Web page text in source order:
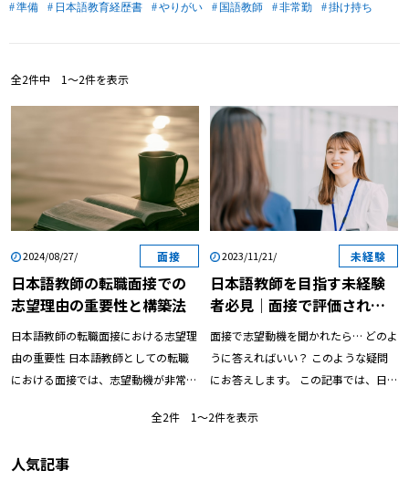
準備
日本語教育経歴書 やりがい 国語教師 非常勤 掛け持ち
全2件中 1〜2件を表示
2024/08/27/ 面接
日本語教師の転職面接での
志望理由の重要性と構築法
日本語教師の転職面接における志望理由の重要性 日本語教師としての転職における面接では、志望動機が非常に重要な要素です。ここではなぜ志望動機がこれほどまでに重要なのかを具体的に見ていきましょう。 まず第一に、志望動機は面接官に対して、なぜその学校や教育機関に応募したのか、またその職務にどれほどの情熱と興味を持っているのかを示す重要な指針となります。日本語教師の職務においては、教育に対する姿勢や学生とのコミュニケーション能力が求められます。志望動機を明確にすることで、あなたの教育理念や目指す方向性を強調し、面接官に良い印象を与えることができます。 次に、転職の面接では、以前の職場での経験をどのように活かすかが問われます。志望動機を通じて、自分がこれまでの経験をどう活かし、新しい職場で何を実現したいのかを具体的に語ることができれば、面接官にとって非常に魅力的な候補者となるでしょう。たとえば、以前の職場でのプロジェクトや学生との関わりを通じて得たスキルや知識を、次の職場でどのように活用していきたいのかを述べることが、志望動機を明確にするためには不可欠です。 また、志望動機は単に転職先の待遇が良いからや勤務地が便利だからといった表面的な理由だけにとどまるべきではありません。もちろん待遇や勤務地も重要ですが、それ以上に、自分の教育に対する考え方や情熱を前面に押し出すことが大切です。たとえば、この学校の教育理念に共感し、自分の教育スタイルと合わせて学生たちにより良い学びを提供したいといった具体的で感情的な志望動機があれば、面接官にもあなたの熱意が伝わります。 さらに、志望動機を考えることで自己理解が深まるという利点もあります。転職活動を通じて、自分が本当に求めているもの、何を大切にしたいかを再考する機会となります。日本語教師としてのキャリアにおいては、教育に対する自分の価値観や教育スタイルを明確にすることが、今後のキャリア形成においても重要です。志望動機が明確であるほど、意思決定がしやすくなり、その結果良い職場環境に巡り合える可能性が高まります。 面接で志望動機を述べる際のポイントとしては、まずその学校や教育機関についてリサーチを行い、具体的な情報を持っておくことが重要です。学校の教育理念やカリキュラム、学生層などについて理解していることを示すことで、面接官に対する真剣さを伝えることができます。また、実際に自分が果たしたい役割やどのように貢献できるかを具体的に語ることが、説得力を持たせるためには不可欠です。 面接においては志望動機の言い回しにも工夫が必要です。志望動機として「私はこの職場が大好きだから」といった感情的な表現とともに、「この教育方針に惹かれ、自分の経験を活かして貢献できると考えているから」といった論理的な理由を組み合わせることで、よりバランスの取れたアプローチが可能です。 最後に、面接の際には緊張することが多いですが、志望動機をしっかりと練り上げておくことで自信を持って臨むことができます。面接官に良い印象を与えるためには、自分の志望動機をしっかりアピールすることが重要です。志望動機がしっかりしていれば、面接官に対して強い印象を与えることができ、面接の結果にも良い影響を与えるでしょう。 以上のように、日本語教師としての転職における面接では、志望動機は非常に重要な要素です。あなたの教育に対する情熱やキャリアにおける方向性を明確にすることで、より良い面接の結果を導き出し、一歩前進するための大きな助けとなります。志望動機をしっかりと考えることで、転職活動の成功に繋がることを願っています。 注意 「志望理由」はただの表面的な理由ではなく、本当の自分の情熱や価値観を反映させることが大切です。また、実際の経験や具体的なエピソードを交えることで、説得力を持たせると良いでしょう。事前のリサーチをしっかり行い、論理的かつ情熱的に語ることが必要です。 参考: それぞれのストーリー。日本語教師を目指した、きっかけとは 志望理由とは？ 日本語教師としての転職において、志望動機が非常に重要な要素です。志望動機がなぜこれほどまでに重要なのかを具体的に見ていきましょう。 まず第一に、志望動機は、なぜその学校や教育機関に応募したのか、そしてその職務に対してどれほどの情熱と興味を持っているのかを示す重要な指針となります。日本語教師の職務においては、教育に対する姿勢や学生とのコミュニケーション能力が求められます。志望動機を明確にすることで、教育理念や目指す方向性を強調し、相手に良い印象を与えることができます。 次に、転職では、以前の職場での経験をどのように活かすかが問われます。志望動機を通じて、自分がこれまでの経験をどう活かし、新しい職場で何を実現したいのかを具体的に語ることができれば、相手にとって非常に魅力的な候補者となるでしょう。たとえば、以前の職場でのプロジェクトや学生との関わりを通じて得たスキルや知識を、次の職場でどのように活用していきたいのかを述べることが、志望動機を明確にするためには不可欠です。 また、志望動機は単に転職先の待遇が良いからや勤務地が便利だからといった表面的な理由だけにとどまるべきではありません。もちろん待遇や勤務地も重要ですが、それ以上に、自分の教育に対する考え方や情熱を前面に押し出すことが大切です。たとえば、この学校の教育理念に共感し、自分の教育スタイルと合わせて学生たちにより良い学びを提供したいといった具体的で感情的な志望動機があれば、相手にもあなたの熱意が伝わります。 さらに、転職したい理由には、キャリアアップや専門性の向上を目指す要素も含めることができます。具体的には、「自分の専門性を高めるために、より挑戦的な環境での経験を得たい」といった表現を用いて、自分の成長意欲をアピールすることが効果的です。これにより、単なる転職ではなく、自分のキャリア設計に基づいた選択であることが伝わります。 志望動機を考えることで自己理解が深まるという利点もあります。転職活動を通じて、自分が本当に求めているもの、何を大切にしたいかを再考する機会となります。日本語教師としてのキャリアにおいては、教育に対する自分の価値観や教育スタイルを明確にすることが、今後のキャリア形成においても重要です。志望動機が明確であるほど、意思決定がしやすくなり、その結果良い職場環境に巡り合える可能性が高まります。 志望動機を述べる際のポイントとしては、まずその学校や教育機関についてリサーチを行い、具体的な情報を持っておくことが重要です。学校の教育理念やカリキュラム、学生層などについて理解していることを示すことで、相手に対する真剣さを伝えることができます。また、実際に自分が果たしたい役割やどのように貢献できるかを具体的に語ることが、説得力を持たせるためには不可欠です。 志望動機の言い回しにも工夫が必要です。志望動機として「私はこの職場が大好きだから」といった感情的な表現とともに、「この教育方針に惹かれ、自分の経験を活かして貢献できると考えているから」といった論理的な理由を組み合わせることで、よりバランスの取れたアプローチが可能です。 最後に、転職の際には緊張することが多いですが、志望動機をしっかりと練り上げておくことで自信を持って臨むことができます。相手に良い印象を与えるためには、自分の志望動機をしっかりアピールすることが重要です。志望動機がしっかりしていれば、相手に対して強い印象を与えることができ、転職の結果にも良い影響を与えるでしょう。 まとめると、日本語教師の転職における志望動機には、過去の経験、転職先の理念との一致、自分自身の成長意欲、そして明確なコミュニケーションが求められます。これらの要素をバランスよく組み込むことで、より印象的で説得力のある志望動機を作成することが可能になります。相手が期待する日本語教師としての姿を具体的に描くことができれば、転職の成功に近づくでしょう。自分の信念や情熱を込めた志望動機は、あなた自身の強さを示す大きな武器となります。 筆者からのコメント 転職面接における志望理由は、自分自身の経験や成長意欲を伝える絶好の機会です。しっかりとした準備を行い、自分の教育観と転職先の理念を結びつけることで、より説得力を持ったアピールが可能になります。誠実さと情熱を込めて、その思いをしっかり伝えましょう。 参考: 日本語教師の履歴書の書き方とは｜インターカルト日本語教員養成研究所 なぜ志望理由がカギとなるのか？ 面接において志望理由が成功のカギとなる理由は、単に自身のキャリアを語るだけでなく、応募先の組織や職務に対する適合性を示す重要な要素だからです。特に「日本語教師」としての転職を考えている場合、この理由は面接官に強くアピールできるポイントとなります。 まず面接官は、応募者の志望理由を通じて、その応募者がどのような意図で転職を考えているのかを理解しようとします。特に「日本語教師」の職は、言語を教えるだけでなく、異文化理解や教育方針など、多くの要素が絡んでいるため、志望理由においてこれらへの指針を示すことが求められます。面接官は、過去の経験や成果についての説明と共に、その経験が応募先の教育文化や理念にどう貢献できるのかを知りたいと考えています。 次に、志望理由が具体的なものであることが求められます。抽象的な表現ではなく、具体的なエピソードや実績を盛り込みながら、「日本語教師」としての自分がその職にどうフィットし、その結果何を成し遂げられるのかを示すほうが効果的です。たとえば、以前の職場でのどのような教育法を取り入れたのか、またその結果生徒たちにどのような成長や成果が見られたのかを示すことが、面接官の心をつかむポイントになります。 さらに、面接官は応募者の「日本語教師」としての専門性を重視します。志望理由の中に、自分の教育理念や使いたい教材、指導法、あるいは特定のニーズに特化した理由などを盛り込むことで、自分がこの職に対する熱意を持っていることを示すとともに、その職務に必要な技能を保持していることを印象づけることができます。例えば、生徒の多様な背景や学習スタイルに対応するために、どのように自分の指導法を調整しているかなども重要なポイントです。 また、転職理由を明確にすることも大切です。志望理由の中に、なぜその教育機関を選んだのか、前職から何を学び、それをどう活かしたいかを絡めることで、志望動機に深みと説得力を持たせることができます。例えば、新しい環境での挑戦を求める中で、「日本語教師」として担う役割に対する理解とビジョンを共有することで、面接官に「教育に対する情熱と成長への意欲が感じられる」と思わせることができます。 さらに、面接官が何を重視しているかを知ることも重要です。多くの教育機関では、チームワークやコミュニケーション能力が不可欠とされるため、志望理由を述べる際にこれらのスキルに触れることが望ましいです。効果的なコミュニケーションやチームでの協働経験について具体的な事例を挙げることで、面接官に「この候補者はチームに貢献できる」と印象づけることが可能となります。 最後に、自分の成長を求める姿勢も忘れてはいけません。面接の際には、自己成長に対する意欲を示すことも重要で、「日本語教師」としての職務を通じてどのように自分自身を成長させていきたいかを語ることが、面接官に強い印象を残す要因となります。求職者が将来的に組織にどう貢献したいか、教育界での自身の成長をどう捉えているのかを示すことで、採用後も当該組織にとって価値ある人材であることをアピールできるのです。 このように、志望理由は単なる応募動機にとどまらず、自分自身を売り込むための最も重要な手段の一つです。「日本語教師」としての志望動機を具体的に述べることで、面接官に対して強い印象を与え、転職の成功に繋げることが可能となります。 ここがポイント 志望理由は面接成功のカギです。具体的なエピソードや実績を交え、「日本語教師」としての熱意を示すことで、面接官に印象を与えることができます。また、転職理由や成長意欲、その教育機関での貢献を明確に述べることも重要です。 参考: 教員・教師の受かる志望動機の書き方｜経験別の例文も紹介 志望理由が評価される側面 面接において志望理由は、応募者の熱意や価値観、適性を示す重要な要素となります。特に日本語教師としての転職を考える際には、自分がなぜその学校や機関で働きたいのかを明確に伝えることが求められます。面接官が志望理由を評価する際には、いくつかの基準や側面がありますので、それを理解し、効果的にアピールするためのポイントを考えてみましょう。 まず、志望理由の明確さと具体性が重要です。 面接官は、あなたが日本語教師としての経験やスキルをどう活かし、その組織でどのように貢献できるのかを知りたがっています。曖昧な表現や一般的な理由ではなく、具体的な事例やエピソードを交えて、自身の経験を基にした志望理由を伝えることが必要です。たとえば、「日本語教育が好きだから」といった漠然とした理由ではなく、「以前の職場で、学生が日本語を学び、成長していく姿を見て大きなやりがいを感じたから」と言えると、面接官に響きやすくなります。 次に、自己分析と組織理解の深さも評価されることでしょう。 自分自身の強みや弱み、教師としてのスタイルを理解し、それが面接を受ける学校や機関の理念にどう合致するのかを示すことが大切です。たとえば、その学校の教育方針や文化について事前に調べ、「この学校のアプローチに共感し、自分の指導法と融合させることができると思いました」といった具体的なつながりを持たせた志望理由が効果的です。 また、情熱とコミットメントをアピールする側面も考慮されます。 日本語教師としての役割は単なる教育だけでなく、学生との関係性や文化交流など、多岐にわたります。そのため、「日本語教育を通じてグローバルな視点を持つ学生を育成したい」という情熱を示すと、面接官はあなたの本気度を感じ取ることができるでしょう。このような熱意は、学生に対する影響力や教育の質にも直結するため、重視されます。 さらに、長期的なビジョンを持つことも重要です。 転職を決意した理由や、今後のキャリアプランについても触れると良いでしょう。「日本語教師としての経験を蓄積し、将来的にはリーダーシップを取る役割に挑戦したい」というように、具体的な目標設定をすることで、面接官に対して成長意欲や目標に対する真剣さを示せます。 ここでは、どのようにして自分の志望理由を効果的にアピールできるかのポイントをいくつか挙げます。 1. 準備とリサーチを行うこと: その学校や機関の特徴、理念、取り組みを事前にリサーチし、どのように自分の経験がその場にフィットするのかを考えておきましょう。 2. 具体的なエピソードを用いること: 自分の経験や実績を具体的に示し、どのような成果を上げてきたかを明確に伝えます。たとえば、「学生の発表会で日本文化について発表を行い、それがきっかけで多くの学生が日本に興味を持つようになった」といった具体的な成果です。 3. 自分の強みと弱みを見極めること: どのような教育スタイルを持っているのか、どの面で他の応募者と異なるのかを考え、それを志望理由に織り交ぜましょう。 4. 情熱を強調すること: 教育に対する情熱や志を具体的な事例で示し、自分が今後どのように日本語教育に貢献したいのかを語ります。 5. 未来の展望を描くこと: 転職を通じて自分がどのように成長したいのか、キャリアのビジョンを明確にすることで、面接官に対する信頼感を築くことができます。 以上のポイントを踏まえて、自身の志望理由を練り直すことで、転職面接において日本語教師としての強いアピールにつながるでしょう。自分自身をしっかりと分析し、相手に伝える姿勢を忘れずに、誠実に自分の気持ちを表すことが一番重要です。 面接官は志望理由の明確さや具体性、自己分析と組織理解、情熱を重視します。自身の経験を基に、学校との関連や将来の目標も説明することで、効果的にアピールできます。 ポイント 説明 準備 学校の理念を調べ、フィットする経験を伝える。 具体的エピソード 実績を具体的に述べ、成果を示す。 情熱 教育に対する情熱を具体的な事例で表現。 未来の展望 キャリアビジョンを描き、成長の意欲を示す。 参考: 日本語教師の志望動機の例文はどうすればいい？わかりやすく解説 | 日本語教師キャリア | 日本語教師の求人・転職・募集サイト 日本語教師の転職面接で強い志望理由の構築法 強い志望理由を構築することは、日本語教師としての転職において非常に重要です。このセクションでは、具体的な方法とステップを提供し、各方法がどのように役立つかを説明します。 自己分析を行う 最初のステップは、自己分析です。自分がなぜ日本語教師を目指しているのか、またなぜ転職を考えているのかを明確にすることが必要です。自己分析を通じて、自分の経験やスキルを洗い出し、「何が自分を日本語教師として特別にしているのか」を考えます。このプロセスは、具体的なエピソードや成果を言語化する助けになります。これにより、志望理由を強化し、自分の熱意や適性を伝える基礎が出来上がります。 目標とビジョンの設定 次に、自分の日本語教師としての目標やビジョンを設定します。たとえば、「日本語を通じて異文化交流を促進する」というビジョンは、志望理由をより具体的かつ情熱的なものにします。目標設定は、将来の勤務先でどのように貢献できるかを具体化する手助けになります。志望理由を明確にすることで、未来のビジョンが実現可能であることや、会社の理念とどう結びつくかを示すことができます。 勤務先の調査 次に、応募先の学校や組織についてリサーチを行います。これにより、その組織が求めているスキルや理念に合致した志望理由が作成できます。たとえば、その学校が特に重視している教育方針やカリキュラムを理解することが重要です。具体的な内容を盛り込むことで、「この学校の教育理念に共感し、さらに自分の経験を活かして貢献したい」といった志望理由を構築できます。これにより、自分がその組織にフィットする可能性を強調できます。 他者の意見を取り入れる 友人や同僚に自分の志望理由を話してみるのも有効です。彼らからのフィードバックを受けることで、自己評価では気づけなかった点や強みを確認できます。また、他者の視点から自分の強みを補強してもらうことで、より説得力のある志望理由ができあがります。この過程を通じて、自己主張に自信を持てるようになります。自分の強みとその裏付けを明確にすることで、緊張感のある状況でも冷静に自身の意見を述べることができるでしょう。 模擬練習を実践する 最後に、模擬練習を行うことをお勧めします。これにより、自分の志望理由を実際に話す練習ができ、どのように言葉を選ぶかや、どのように情熱を持って伝えるかを確認できます。具体的な答えを考えることで、スムーズに自分の考えを伝えるための準備が整います。模擬練習は、実践を通じてストレスを軽減させる助けにもなり、リラックスして自分の志望理由を表現できるようになるでしょう。 結論 以上のステップを通じて、強い志望理由を構築することが可能です。自己分析、目標設定、勤務先調査、他者の意見、模擬練習という5つの方法を組み合わせることで、あなた自身の日本語教師としての魅力を伝えることができるでしょう。このプロセスは、単に転職を成功させるためだけでなく、今後のキャリアにおいて重要なスキルとなります。自分をアピールする場でしっかりとした準備を通じて、自分の情熱を伝えられるチャンスに変えていきましょう。 要点まとめ 強い志望理由を構築するためには、自己分析、目標設定、勤務先の調査、他者の意見を取り入れること、模擬面接を実践することが重要です。これにより、日本語教師としての魅力を伝え、転職面接を成功させるための自信が得られます。 参考: 日本語教師 転職日本語教師転職面接に活かす！具体的な志望動機のポイントと例文 日本語教師 転職 自分の経験を活かす理由を考える 日本語教師としての転職を考える際、面接で「自身の教育や文化交流に関する経験をどう活かすか」という質問は非常に重要です。私自身の経験を振り返りながら、具体的なアイデアを述べたいと思います。 まず、私の教育に関する経験は、多様な背景を持つ学生との交流を通じて培われました。日本語教師として、生徒のニーズに合わせたカスタマイズされた教育法を活用することが重要です。たとえば、各国からの学生が抱える日本語学習の障壁を理解するために、文化的背景や学習スタイルの違いを学ぶことに注力しました。この点を面接でアピールすることで、将来的にどのように新しい環境で教育を展開できるかを示せるでしょう。 次に、文化交流に関する経験ですが、日本語教師としての活動を通じて異文化理解を促進する方法に重点を置いています。例えば、定期的に異文化交流イベントを開催し、日本の伝統文化や現代文化を生徒と共有することができます。面接の場では、これらのイベントが生徒同士の理解を深め、言語習得のモチベーション向上につながったことを具体的に説明することができるでしょう。 また、教育技術の活用も重要なポイントです。私自身、オンライン教育プラットフォームを活用した授業を行ってきましたが、特に新しい技術が教育の質を向上させる要因になると信じています。例えば、ビデオ会議ツールを用いて、海外の日本文化に興味を持つ学生とのグローバルなクラスを構築することで、多様な視点を持つ生徒との交流を図ることができます。このような具体的なアイデアを面接で提案することで、転職先における自分の役割を明確に示すことが可能です。 さらに、私の教育経験を活かした具体策として、言語交換プログラムを導入することが考えられます。日本語を学びたい外国人と、その言語を教えたい日本人をマッチングすることで、相互に学び合う環境を整えることができます。面接では、これにより生徒同士のコミュニケーションを深め、言語習得だけでなく、文化理解を促進する効果があることを強調したいです。 最後に、私が転職を希望する理由の一つは、教育を通じて文化交流を促進し、学生により良い学びの場を提供したいからです。面接では、教育の質や文化の理解が学習効果にどれほど影響を与えるかを具体的なデータや自身の経験を交えて述べながら、入職後のビジョンをしっかりと語りたいです。私の知識と経験を最大限に活かして、教育機関の発展に寄与したいと考えてい
2023/11/21/ 未経験
日本語教師を目指す未経験
者必見｜面接で評価される
志望動機の答え方
面接で志望動機を聞かれたら… どのよ
うに答えればいい？ このような疑問
にお答えします。 この記事では、日本
て「志望動機の答え方」をご紹介しま
全2件 1〜2件を表示
人気記事